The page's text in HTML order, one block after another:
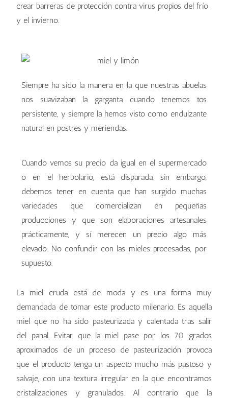
crear barreras de protección contra virus propios del frío
y el invierno.
Siempre ha sido la manera en la que nuestras abuelas
nos suavizaban la garganta cuando tenemos tos
persistente, y siempre la hemos visto como endulzante
natural en postres y meriendas.
Cuando vemos su precio da igual en el supermercado
o en el herbolario, está disparada, sin embargo,
debemos tener en cuenta que han surgido muchas
variedades que comercializan en pequeñas
producciones y que son elaboraciones artesanales
prácticamente, y sí merecen un precio algo más
elevado. No confundir con las mieles procesadas, por
supuesto.
La miel cruda está de moda y es una forma muy
demandada de tomar este producto milenario. Es aquella
miel que no ha sido pasteurizada y calentada tras salir
del panal. Evitar que la miel pase por los 70 grados
aproximados de un proceso de pasteurización provoca
que el producto tenga un aspecto mucho más pastoso y
salvaje, con una textura irregular en la que encontramos
cristalizaciones y granulados. Al contrario que la